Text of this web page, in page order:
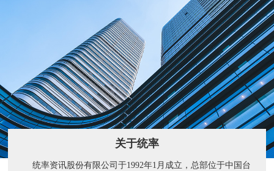
关于统率
统率资讯股份有限公司于1992年1月成立，总部位于中国台